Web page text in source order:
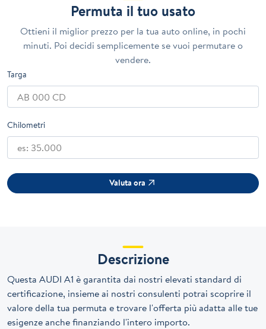
Permuta il tuo usato
Ottieni il miglior prezzo per la tua auto online, in pochi
minuti. Poi decidi semplicemente se vuoi permutare o
vendere.
Targa
Chilometri
Valuta ora
Descrizione
Questa AUDI A1 è garantita dai nostri elevati standard di
certificazione, insieme ai nostri consulenti potrai scoprire il
valore della tua permuta e trovare l'offerta più adatta alle tue
esigenze anche finanziando l'intero importo.